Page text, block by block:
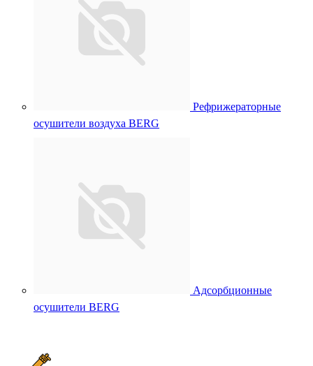
Рефрижераторные
осушители воздуха BERG
Адсорбционные
осушители BERG